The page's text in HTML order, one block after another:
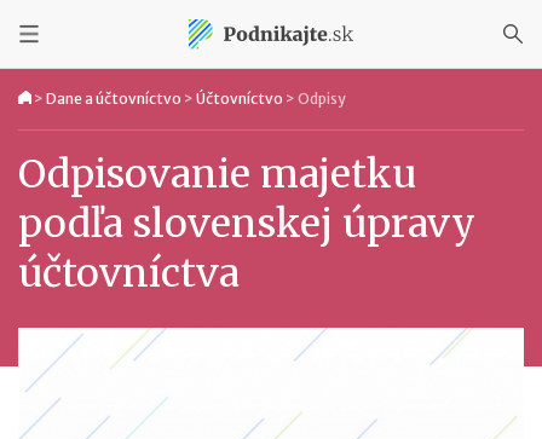
> Dane a účtovníctvo > Účtovníctvo > Odpisy
Odpisovanie majetku
podľa slovenskej úpravy
účtovníctva